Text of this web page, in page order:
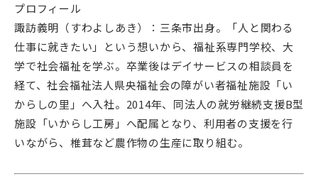
プロフィール
諏訪義明（すわよしあき）：三条市出身。「人と関わる
仕事に就きたい」という想いから、福祉系専門学校、大
学で社会福祉を学ぶ。卒業後はデイサービスの相談員を
経て、社会福祉法人県央福祉会の障がい者福祉施設「い
からしの里」へ入社。2014年、同法人の就労継続支援B型
施設「いからし工房」へ配属となり、利用者の支援を行
いながら、椎茸など農作物の生産に取り組む。